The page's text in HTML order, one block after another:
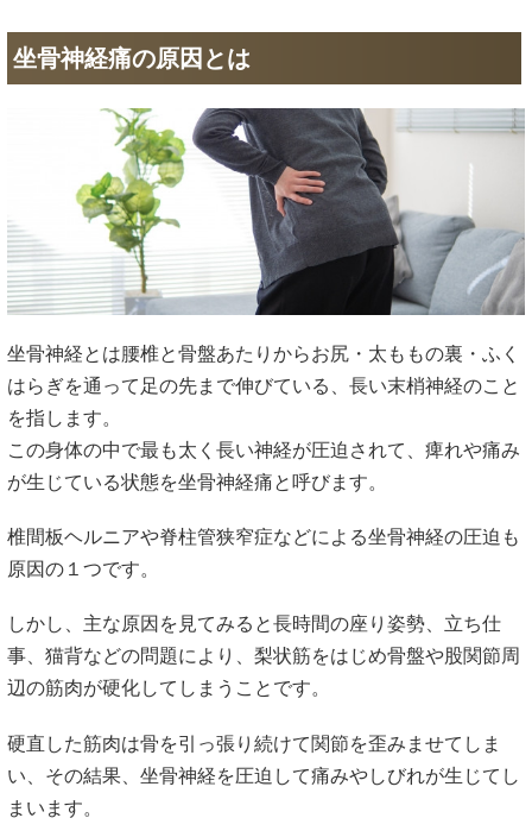
坐骨神経痛の原因とは
坐骨神経とは腰椎と骨盤あたりからお尻・太ももの裏・ふく
はらぎを通って足の先まで伸びている、長い末梢神経のこと
を指します。
この身体の中で最も太く長い神経が圧迫されて、痺れや痛み
が生じている状態を坐骨神経痛と呼びます。
椎間板ヘルニアや脊柱管狭窄症などによる坐骨神経の圧迫も
原因の１つです。
しかし、主な原因を見てみると長時間の座り姿勢、立ち仕
事、猫背などの問題により、梨状筋をはじめ骨盤や股関節周
辺の筋肉が硬化してしまうことです。
硬直した筋肉は骨を引っ張り続けて関節を歪みませてしま
い、その結果、坐骨神経を圧迫して痛みやしびれが生じてし
まいます。